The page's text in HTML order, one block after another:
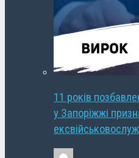
11 років
у Запоріжжі